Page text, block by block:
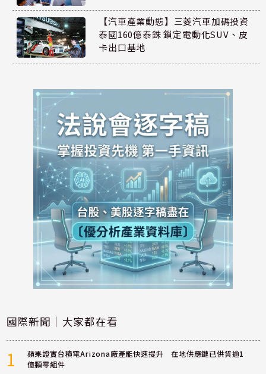
【汽車產業動態】三菱汽車加碼投資
泰國160億泰銖 鎖定電動化SUV、皮
卡出口基地
國際新聞｜大家都在看
1
蘋果證實台積電Arizona廠產能快速提升 在地供應鏈已供貨逾1
億顆零組件